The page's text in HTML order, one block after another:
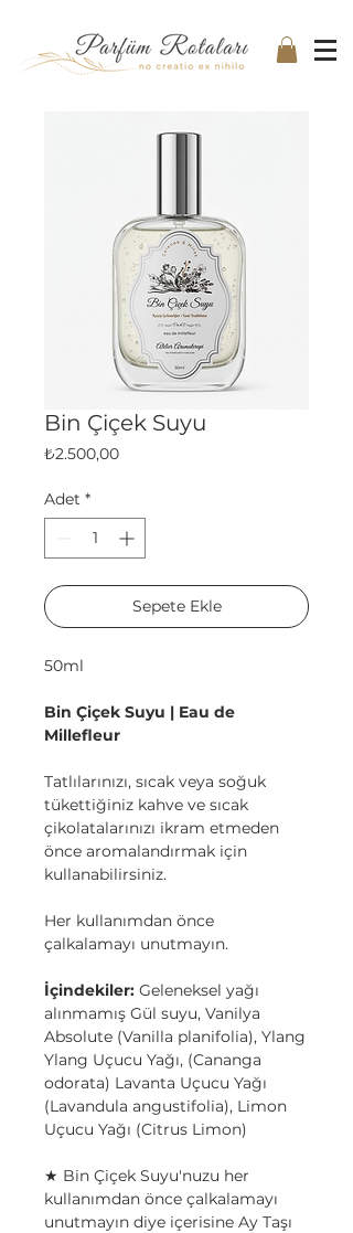
Bin Çiçek Suyu
₺2.500,00Fiyat
Adet *
Sepete Ekle
50ml
Bin Çiçek Suyu | Eau de
Millefleur
Tatlılarınızı, sıcak veya soğuk
tükettiğiniz kahve ve sıcak
çikolatalarınızı ikram etmeden
önce aromalandırmak için
kullanabilirsiniz.
Her kullanımdan önce
çalkalamayı unutmayın.
İçindekiler: Geleneksel yağı
alınmamış Gül suyu, Vanilya
Absolute (Vanilla planifolia), Ylang
Ylang Uçucu Yağı, (Cananga
odorata) Lavanta Uçucu Yağı
(Lavandula angustifolia), Limon
Uçucu Yağı (Citrus Limon)
★ Bin Çiçek Suyu'nuzu her
kullanımdan önce çalkalamayı
unutmayın diye içerisine Ay Taşı